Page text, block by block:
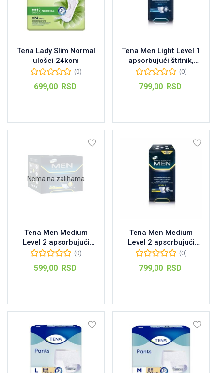
Tena Lady Slim Normal
ulošci 24kom
(0)
699,00 RSD
Tena Men Light Level 1
apsorbujući štitnik,
24kom
(0)
799,00 RSD
Nema na zalihama
Tena Men Medium
Level 2 apsorbujući
štitnik, 10kom
(0)
599,00 RSD
Tena Men Medium
Level 2 apsorbujući
štitnik, 20kom
(0)
799,00 RSD